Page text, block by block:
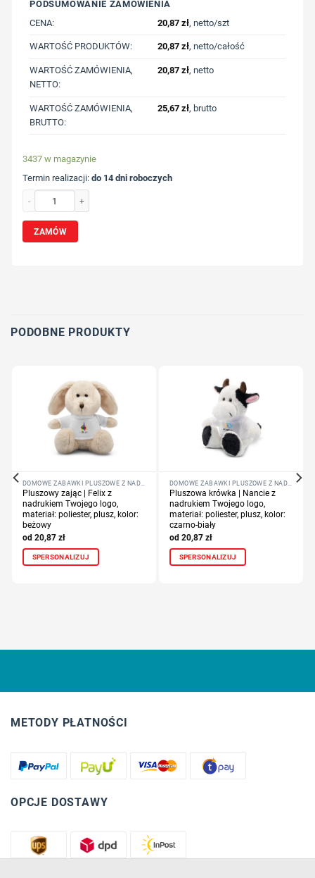
PODSUMOWANIE ZAMÓWIENIA
CENA:
20,87 zł, netto/szt
WARTOŚĆ PRODUKTÓW: 20,87 zł, netto/całość
WARTOŚĆ ZAMÓWIENIA,
NETTO:
20,87 zł, netto
WARTOŚĆ ZAMÓWIENIA,
BRUTTO:
25,67 zł, brutto
3437 w magazynie
Termin realizacji:do 14 dni roboczych
ZAMÓW
PODOBNE PRODUKTY
DOMOWE ZABAWKI PLUSZOWE Z NADRUKIEM LOGO FIRMY
Pluszowy zając | Felix z
nadrukiem Twojego logo,
materiał: poliester, plusz, kolor:
beżowy
20,87 zł
SPERSONALIZUJ
DOMOWE ZABAWKI PLUSZOWE Z NADRUKIEM LOGO FIRMY
Pluszowa krówka | Nancie z
nadrukiem Twojego logo,
materiał: poliester, plusz, kolor:
czarno-biały
20,87 zł
SPERSONALIZUJ
METODY PŁATNOŚCI
OPCJE DOSTAWY